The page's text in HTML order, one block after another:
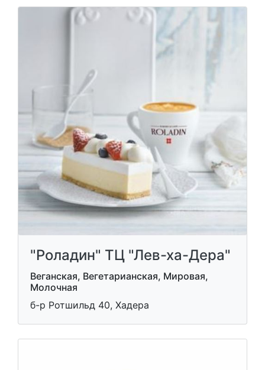
"Роладин" ТЦ "Лев-ха-Дера"
Веганская, Вегетарианская, Мировая,
Молочная
б-р Ротшильд 40, Хадера